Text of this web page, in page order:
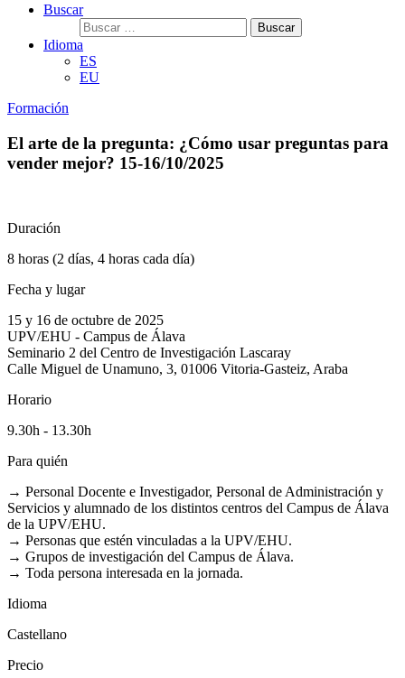
Buscar
Buscar:
Idioma
ES
EU
Formación
El arte de la pregunta: ¿Cómo usar preguntas para
vender mejor? 15-16/10/2025
Duración
8 horas (2 días, 4 horas cada día)
Fecha y lugar
15 y 16 de octubre de 2025
UPV/EHU - Campus de Álava
Seminario 2 del Centro de Investigación Lascaray
Calle Miguel de Unamuno, 3, 01006 Vitoria-Gasteiz, Araba
Horario
9.30h - 13.30h
Para quién
→ Personal Docente e Investigador, Personal de Administración y
Servicios y alumnado de los distintos centros del Campus de Álava
de la UPV/EHU.
→ Personas que estén vinculadas a la UPV/EHU.
→ Grupos de investigación del Campus de Álava.
→ Toda persona interesada en la jornada.
Idioma
Castellano
Precio